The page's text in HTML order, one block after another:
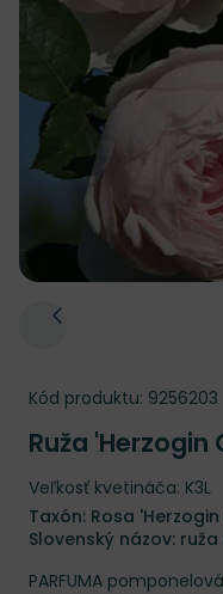
Kód produktu: 9256203
Ruža 'Herzogin
Veľkosť kvetináča: K3L
Taxón: Rosa
Slovenský názov:
PARFUMA